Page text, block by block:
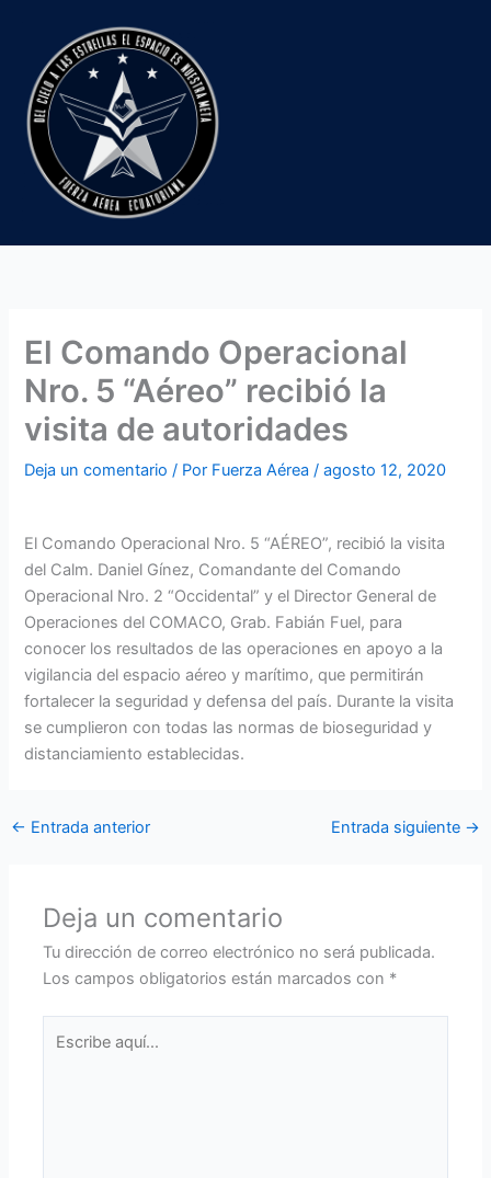
contenido
El Comando Operacional
Nro. 5 “Aéreo” recibió la
visita de autoridades
Deja un comentario / Por Fuerza Aérea/agosto 12, 2020
El Comando Operacional Nro. 5 “AÉREO”, recibió la visita
del Calm. Daniel Gínez, Comandante del Comando
Operacional Nro. 2 “Occidental” y el Director General de
Operaciones del COMACO, Grab. Fabián Fuel, para
conocer los resultados de las operaciones en apoyo a la
vigilancia del espacio aéreo y marítimo, que permitirán
fortalecer la seguridad y defensa del país. Durante la visita
se cumplieron con todas las normas de bioseguridad y
distanciamiento establecidas.
← Entrada anterior Entrada siguiente →
Deja un comentario
Tu dirección de correo electrónico no será publicada.
Los campos obligatorios están marcados con *
aquí...